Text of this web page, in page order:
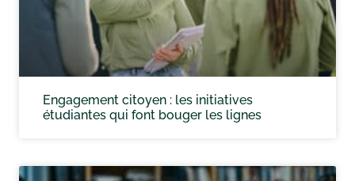
Engagement citoyen : les initiatives
étudiantes qui font bouger les lignes